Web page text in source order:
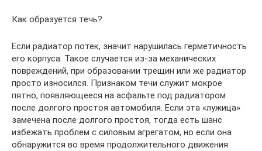
Как образуется течь?
Если радиатор потек, значит нарушилась герметичность
его корпуса. Такое случается из-за механических
повреждений, при образовании трещин или же радиатор
просто износился. Признаком течи служит мокрое
пятно, появляющееся на асфальте под радиатором
после долгого простоя автомобиля. Если эта «лужица»
замечена после долгого простоя, тогда есть шанс
избежать проблем с силовым агрегатом, но если она
обнаружится во время продолжительного движения